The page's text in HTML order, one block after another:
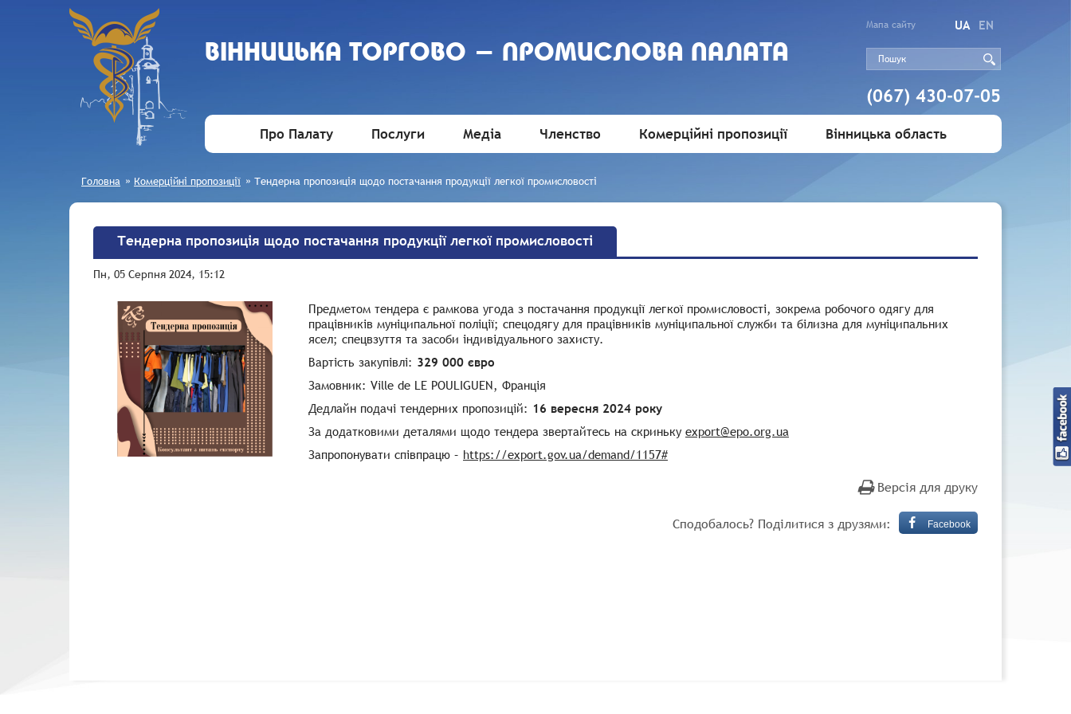
ВIННИЦЬКА ТОРГОВО - ПРОМИСЛОВА ПАЛАТА
Мапа сайту UA EN
(067) 430-07-05
Про Палату Послуги Медіа Членство Комерційні пропозиції Вінницька область
Головна » Комерційні пропозиції » Тендерна пропозиція щодо постачання продукції легкої промисловості
Тендерна пропозиція щодо постачання продукції легкої промисловості
Пн, 05 Серпня 2024, 15:12
Предметом тендера є рамкова угода з постачання продукції легкої промисловості, зокрема робочого одягу для
працівників муніципальної поліції; спецодягу для працівників муніципальної служби та білизна для муніципальних
ясел; спецвзуття та засоби індивідуального захисту.
Вартість закупівлі: 329 000 євро
Замовник: Ville de LE POULIGUEN, Франція
Дедлайн подачі тендерних пропозицій: 16 вересня 2024 року
За додатковими деталями щодо тендера звертайтесь на скриньку export@epo.org.ua
Запропонувати співпрацю – https://export.gov.ua/demand/1157#
Версія для друку
Сподобалось? Поділитися з друзями: Facebook